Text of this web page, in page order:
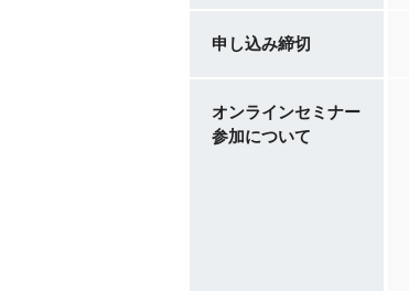
申し込み締切
オンラインセミナー
参加について